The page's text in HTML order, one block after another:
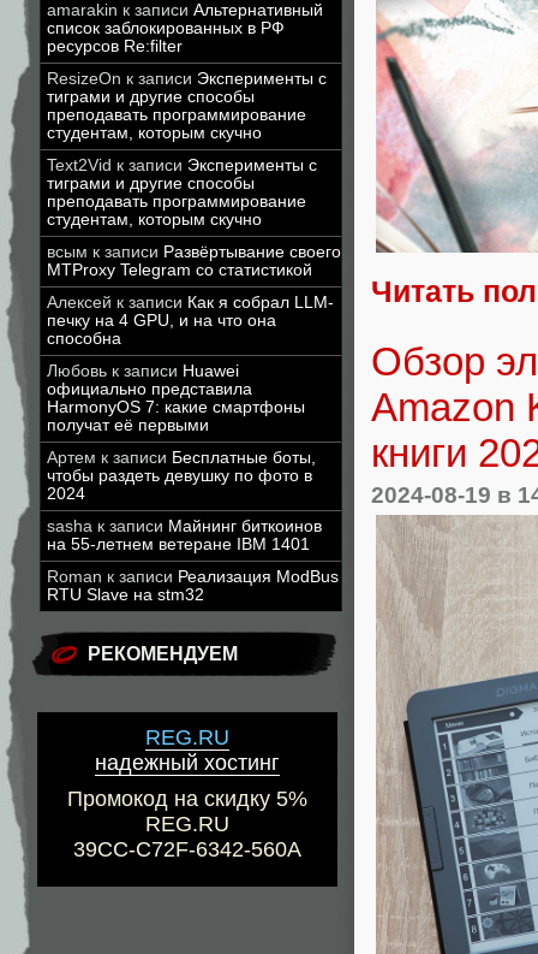
amarakin к записи Альтернативный
список заблокированных в РФ
ресурсов Re:filter
ResizeOn к записи Эксперименты с
тиграми и другие способы
преподавать программирование
студентам, которым скучно
Text2Vid к записи Эксперименты с
тиграми и другие способы
преподавать программирование
студентам, которым скучно
всым к записи Развёртывание своего
MTProxy Telegram со статистикой
Алексей к записи Как я собрал LLM-
печку на 4 GPU, и на что она
способна
Любовь к записи Huawei
официально представила
HarmonyOS 7: какие смартфоны
получат её первыми
Артем к записи Бесплатные боты,
чтобы раздеть девушку по фото в
2024
sasha к записи Майнинг биткоинов
на 55-летнем ветеране IBM 1401
Roman к записи Реализация ModBus
RTU Slave на stm32
РЕКОМЕНДУЕМ
REG.RU
надежный хостинг
Промокод на скидку 5%
REG.RU
39CC-C72F-6342-560A
Читать
Обзор
Amazon
книги
2024-08-19 в